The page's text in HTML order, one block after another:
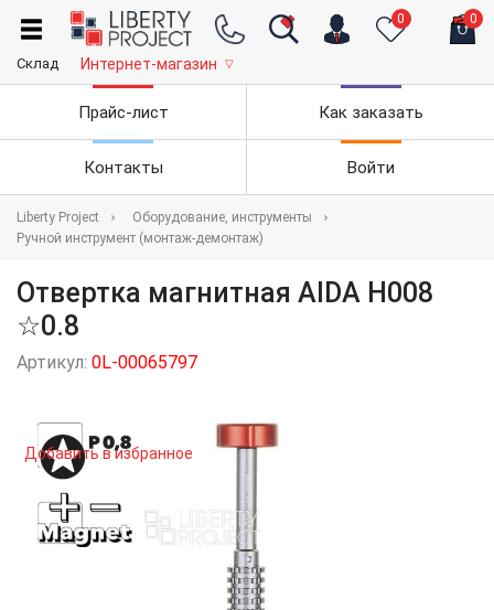
0 0
Склад Интернет-магазин ▽
Прайс-лист Как заказать
Контакты Войти
Liberty Project
Оборудование, инструменты
Ручной инструмент (монтаж-демонтаж)
Отвертка магнитная AIDA H008
☆0.8
Артикул: 0L-00065797
Добавить в избранное